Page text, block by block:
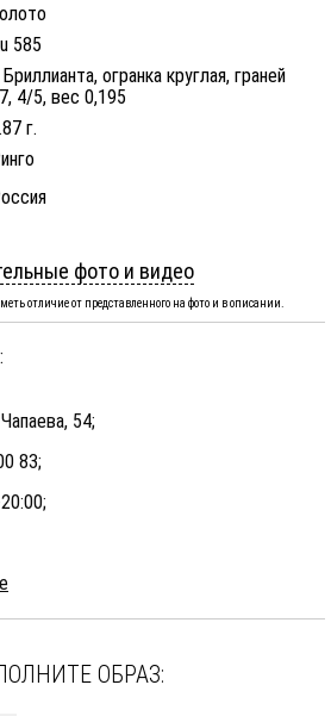
585
огранка круглая, граней
4/5, вес 0,195
г.
фото и видео
отличие от представленного на фото и в описании.
54;
83;
ОБРАЗ: